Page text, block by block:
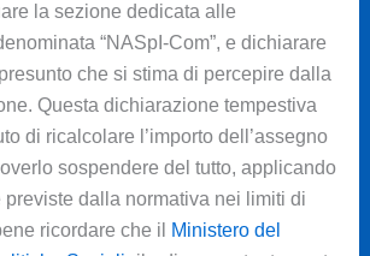
la sezione dedicata alle
“NASpI-Com”, e dichiarare
che si stima di percepire dalla
Questa dichiarazione tempestiva
di ricalcolare l’importo dell’assegno
sospendere del tutto, applicando
previste dalla normativa nei limiti di
ricordare che il
Ministero del